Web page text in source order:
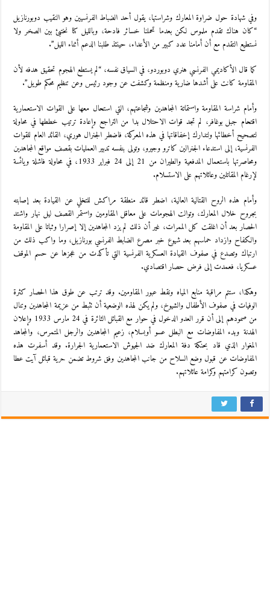
وفي شهادة حول ضراوة المعارك وشراستها، يقول أحد الضباط الفرنسيين وهو النقيب دوبورنازيل
“كان هناك تقدم ملموس لكن بعدما تحملنا خسائر فادحة، وبالليل كنا نختبئ بين الصخر ولا
نستطيع التقدم مع أن أمامنا عدد كبير من الأعداء، حينئذ طلبنا الدعم أثناء الليل”.
كما قال الأكاديمي الفرنسي هنري دوبوردو، في السياق نفسه، “لم يستطع الهجوم تحقيق هدفه لأن
المقاومة كانت على أشدها ضارية ومنظمة وكشفت عن وجود رئيس وعن تنظيم محكم طويل”.
وأمام شراسة المقاومة واستماتة المجاهدين وشجاعتهم، التي استحال معها على القوات الاستعمارية
اقتحام جبل بوغافر، لم تجد قوات الاحتلال بدا من التراجع وإعادة ترتيب خططها في محاولة
لتصحيح أخطائها ولتدارك إخفاقاتها في هذه المعركة، فاضطر الجنرال هوري، القائد العام للقوات
الفرنسية، إلى استدعاء الجنرالين كاترو وجيرو، وتولى بنفسه تدبير العمليات بقصف مواقع المجاهدين
ومحاصرتها باستعمال المدفعية والطيران من 21 إلى 24 فبراير 1933، في محاولة فاشلة ويائسة
لإرغام المقاتلين وعائلاتهم على الاستسلام.
وأمام هذه الروح القتالية العالية، اضطر قائد منطقة مراكش للتخلي عن القيادة بعد إصابته
بجروح خلال المعارك، وتوالت الهجومات على معاقل المقاومين واستمر القصف ليل نهار واشتد
الحصار بعد أن اغلقت كل الممرات، غير أن ذلك لم يزد المجاهدين إلا إصرارا وثباتا على المقاومة
والكفاح وازداد حماسهم بعد شيوع خبر مصرع الضابط الفرنسي بورنازيل، وما واكب ذلك من
ارتباك وتصدع في صفوف القيادة العسكرية الفرنسية التي تأكدت من عجزها عن حسم الموقف
عسكريا، فعمدت إلى فرض حصار اقتصادي.
وهكذا، ستتم مراقبة منابع المياه ونقط عبور المقاومين. وقد ترتب عن طوق هذا الحصار كثرة
الوفيات في صفوف الأطفال والشيوخ، ولم يكن لهذه الوضعية أن تثبط من عزيمة المجاهدين وتنال
من صمودهم إلى أن قرر العدو الدخول في حوار مع القبائل الثائرة في 24 مارس 1933 وإعلان
الهدنة وبدء المفاوضات مع البطل عسو أوبسلام، زعيم المجاهدين والرجل المتمرس، والمجاهد
المغوار الذي قاد بحنكة دفة المعارك ضد الجيوش الاستعمارية الجرارة. وقد أسفرت هذه
المفاوضات عن قبول وضع السلاح من جانب المجاهدين وفق شروط تضمن حرية قبائل آيت عطا
وتصون كرامتهم وكرامة عائلاتهم.